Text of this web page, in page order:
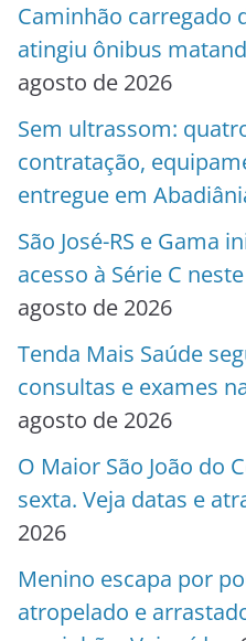
Caminhão carregado
atingiu ônibus
agosto de 2026
Sem ultrassom:
contratação,
entregue em
São José-RS e Gama
acesso à Série C
agosto de 2026
Tenda Mais Saúde
consultas e exames
agosto de 2026
O Maior São João do
sexta. Veja datas e
2026
Menino escapa por
atropelado e